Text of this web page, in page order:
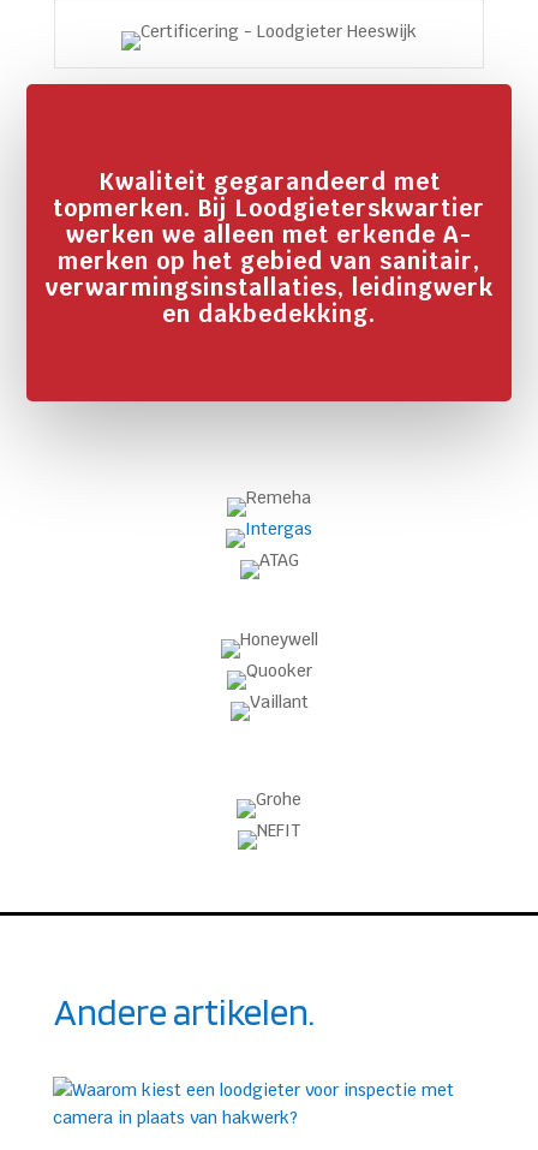
Kwaliteit gegarandeerd met
topmerken. Bij Loodgieterskwartier
werken we alleen met erkende A-
merken op het gebied van sanitair,
verwarmingsinstallaties, leidingwerk
en dakbedekking.
Andere artikelen.